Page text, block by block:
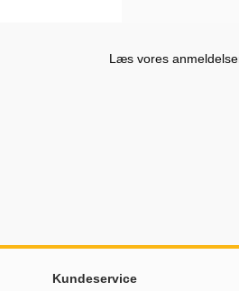
Læs vores
info og links
Kundeservice